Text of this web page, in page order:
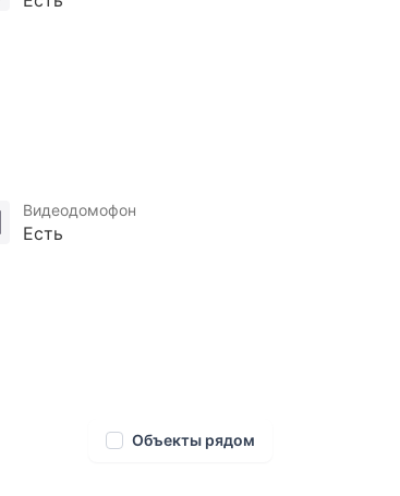
Видеодомофон
Есть
Объекты рядом